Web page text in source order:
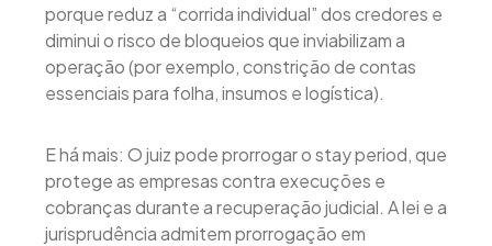
porque reduz a “corrida individual” dos credores e
diminui o risco de bloqueios que inviabilizam a
operação (por exemplo, constrição de contas
essenciais para folha, insumos e logística).
E há mais: O juiz pode prorrogar o stay period, que
protege as empresas contra execuções e
cobranças durante a recuperação judicial. A lei e a
jurisprudência admitem prorrogação em